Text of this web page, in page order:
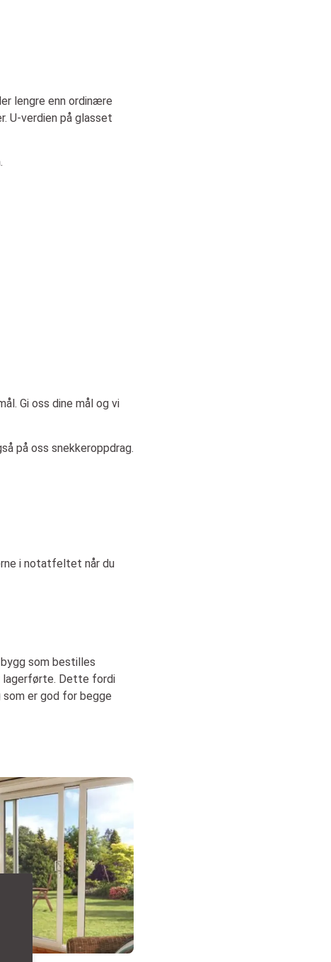
lengre enn ordinære
U-verdien på glasset
Gi oss dine mål og vi
på oss snekkeroppdrag.
i notatfeltet når du
som bestilles
lagerførte. Dette fordi
er god for begge